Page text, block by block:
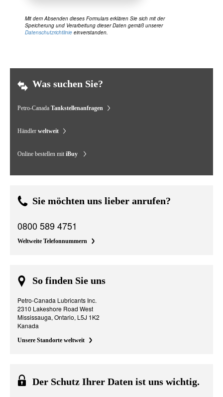
Mit dem Absenden dieses Formulars erklären Sie sich mit der
Speicherung und Verarbeitung dieser Daten gemäß unserer
Datenschutzrichtlinie einverstanden.
Was suchen Sie?
Petro-Canada Tankstellenanfragen
Händler weltweit
Online bestellen mit iBuy
Sie möchten uns lieber anrufen?
0800 589 4751
Weltweite Telefonnummern
So finden Sie uns
Petro-Canada Lubricants Inc.
2310 Lakeshore Road West
Mississauga, Ontario, L5J 1K2
Kanada
Unsere Standorte weltweit
Der Schutz Ihrer Daten ist uns wichtig.